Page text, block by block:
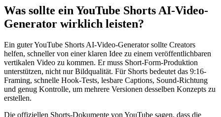
Was sollte ein YouTube Shorts AI-Video-
Generator wirklich leisten?
Ein guter YouTube Shorts AI-Video-Generator sollte Creators
helfen, schneller von einer klaren Idee zu einem veröffentlichbaren
vertikalen Video zu kommen. Er muss Short-Form-Produktion
unterstützen, nicht nur Bildqualität. Für Shorts bedeutet das 9:16-
Framing, schnelle Hook-Tests, lesbare Captions, Sound-Richtung
und genug Kontrolle, um mehrere Versionen desselben Konzepts zu
erstellen.
Die offiziellen Shorts-Dokumente von YouTube sagen, dass die